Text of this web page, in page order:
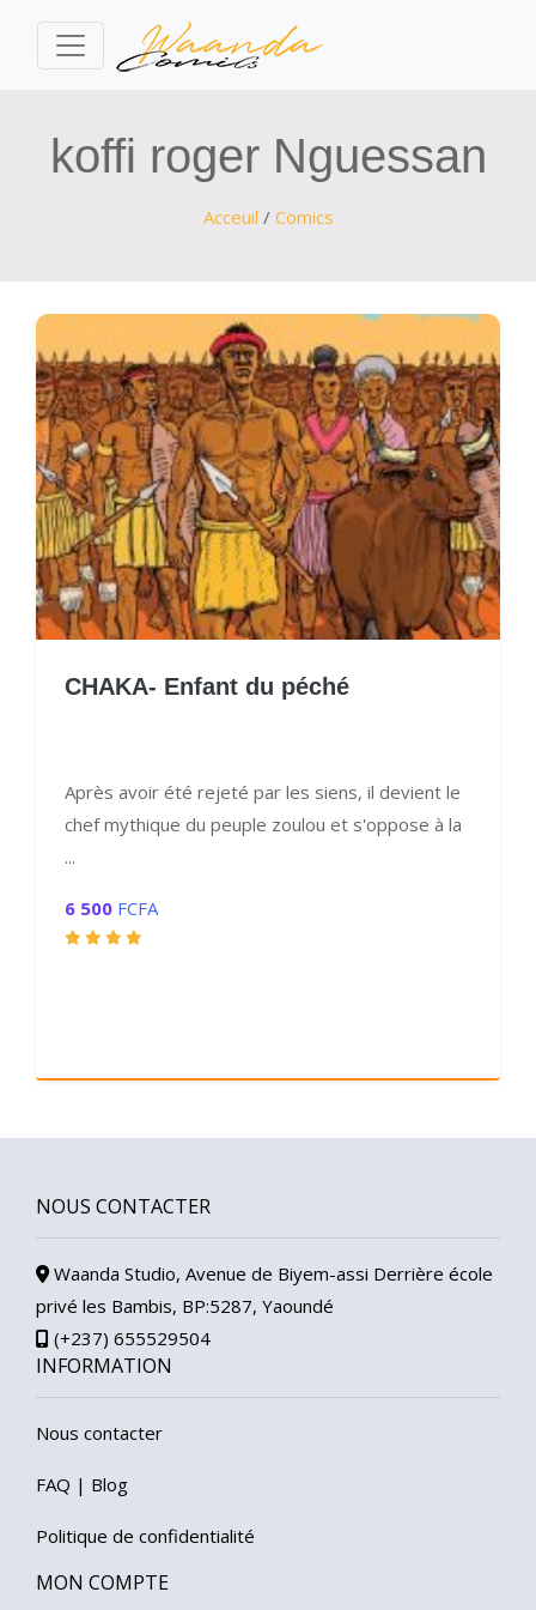
koffi roger Nguessan
Acceuil / Comics
CHAKA- Enfant du péché
Après avoir été rejeté par les siens, il devient le
chef mythique du peuple zoulou et s'oppose à la
...
6 500 FCFA
NOUS CONTACTER
Waanda Studio, Avenue de Biyem-assi Derrière école
privé les Bambis, BP:5287, Yaoundé
(+237) 655529504
INFORMATION
Nous contacter
FAQ | Blog
Politique de confidentialité
MON COMPTE